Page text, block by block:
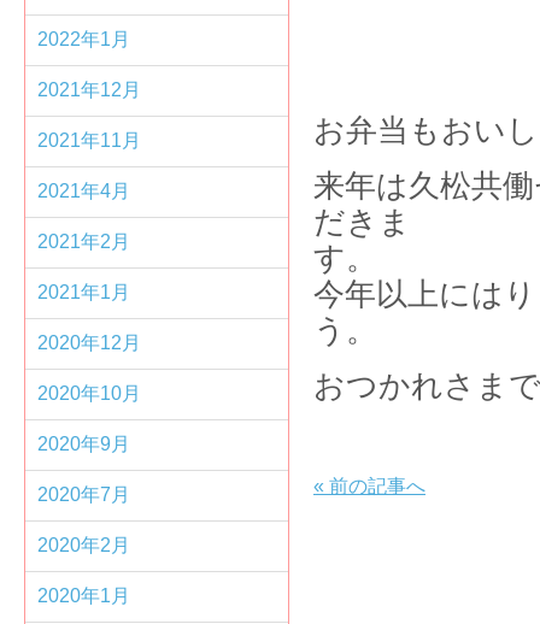
お弁当もおい
来年は久松共
だきま
今年以上には
おつかれさま
« 前の記事へ
2022年1月
2021年12月
2021年11月
2021年4月
2021年2月
2021年1月
2020年12月
2020年10月
2020年9月
2020年7月
2020年2月
2020年1月